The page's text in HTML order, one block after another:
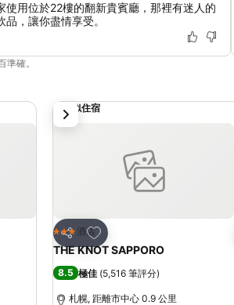
使用位於22樓的翻新貴賓廳，那裡有迷人的
，讓你盡情享受。
準確。
類似住宿
分享
放到收藏夾
3 星級酒店
THE KNOT SAPPORO
8.5 極佳 (5,516 筆評分)
札幌, 距離市中心 0.9 公里
下一步